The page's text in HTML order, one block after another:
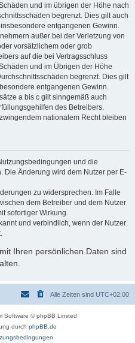
und im übrigen der Höhe nach
begrenzt. Dies gilt auch
entgangenen Gewinn.
außer bei der Verletzung von
vorsätzlichem oder grob
auf die bei Vertragsschluss
und im Übrigen der Höhe
begrenzt. Dies gilt
entgangenen Gewinn.
a bis c gilt sinngemäß auch
des Betreibers.
nationalem Recht bleiben
und die
Die Änderung wird dem Nutzer per E-
zu widersprechen. Im Falle
dem Betreiber und dem Nutzer
sofortiger Wirkung.
und verbindlich, wenn der Nutzer
Ihren persönlichen Daten sind
Alle Zeiten sind UTC+02:00
Software © phpBB Limited
durch phpBB.de